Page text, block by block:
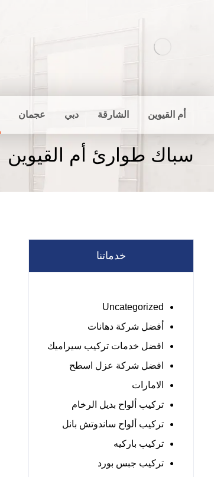
أم القيوين الشارقة دبي عجمان
سباك طوارئ أم القيوين
خدماتنا
Uncategorized
أفضل شركة دهانات
افضل خدمات تركيب سيراميك
افضل شركة عزل اسطح
الامارات
تركيب ألواح بديل الرخام
تركيب ألواح ساندوتش بانل
تركيب باركيه
تركيب جبس بورد